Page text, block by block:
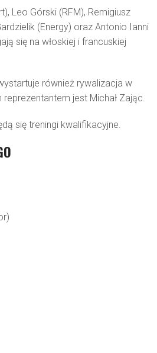
Leo Górski (RFM), Remigiusz
(Energy) oraz Antonio Ianni
się na włoskiej i francuskiej
również rywalizacja w
jest Michał Zając.
się treningi kwalifikacyjne.